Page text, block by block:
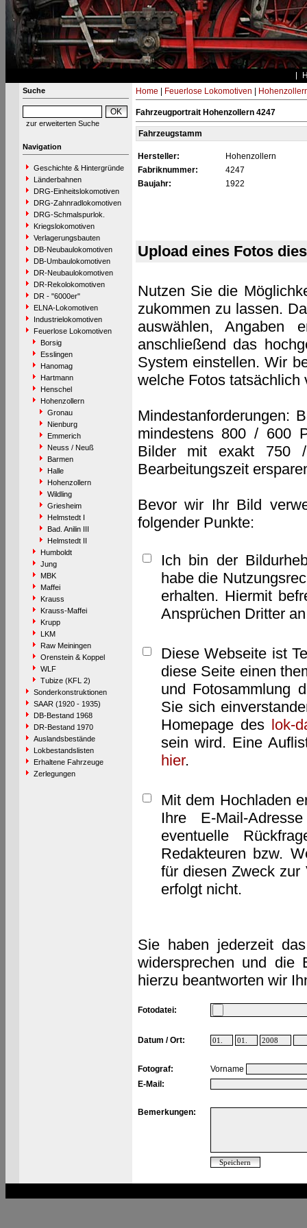
Suche
zur erweiterten Suche
Navigation
Geschichte & Hintergründe
Länderbahnen
DRG-Einheitslokomotiven
DRG-Zahnradlokomotiven
DRG-Schmalspurlok.
Kriegslokomotiven
Verlagerungsbauten
DB-Neubaulokomotiven
DB-Umbaulokomotiven
DR-Neubaulokomotiven
DR-Rekolokomotiven
DR - "6000er"
ELNA-Lokomotiven
Industrielokomotiven
Feuerlose Lokomotiven
Borsig
Esslingen
Hanomag
Hartmann
Henschel
Hohenzollern
Gronau
Nienburg
Emmerich
Neuss / Neuß
Barmen
Halle
Hohenzollern
Wildling
Griesheim
Helmstedt I
Bad. Anilin III
Helmstedt II
Humboldt
Jung
MBK
Maffei
Krauss
Krauss-Maffei
Krupp
LKM
Raw Meiningen
Orenstein & Koppel
WLF
Tubize (KFL 2)
Sonderkonstruktionen
SAAR (1920 - 1935)
DB-Bestand 1968
DR-Bestand 1970
Auslandsbestände
Lokbestandslisten
Erhaltene Fahrzeuge
Zerlegungen
Home Feuerlose Lokomotiven
Fahrzeugportrait Hohenzollern 4247
Fahrzeugstamm
Hersteller:
Hohenzollern
Fabriknummer:
4247
Baujahr:
1922
Upload eines Fotos
Nutzen Sie die
zukommen zu lassen.
auswählen, Angaben
anschließend das
System einstellen. Wir
welche Fotos tatsächlich
Mindestanforderungen:
mindestens 800 / 600
Bilder mit exakt 750
Bearbeitungszeit
Bevor wir Ihr Bild
folgender Punkte:
Ich bin der
habe die
erhalten. Hiermit
Ansprüchen Dritter
Diese Webseite ist
diese Seite einen
und Fotosammlung
Sie sich
Homepage des lok-
sein wird. Eine
hier.
Mit dem Hochladen
Ihre E-Mail-
eventuelle
Redakteuren bzw.
für diesen Zweck zur
erfolgt nicht.
Sie haben jederzeit
widersprechen und die
hierzu beantworten wir
Fotodatei:
Datum / Ort:
Fotograf:
Vorname
E-Mail:
Bemerkungen: